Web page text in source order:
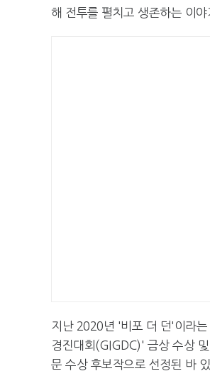
해 전투를 펼치고 생존하는 이야
지난 2020년 '비포 더 던'이라
경진대회(GIGDC)' 금상 수상
문 수상 후보작으로 선정된 바 있